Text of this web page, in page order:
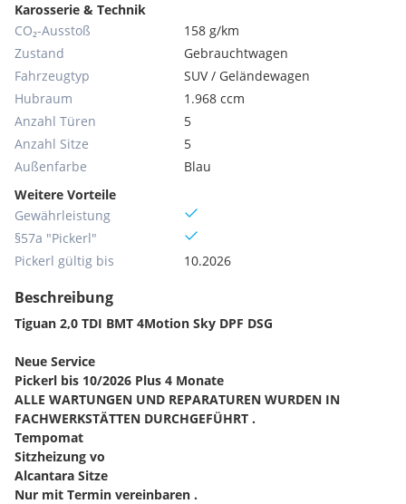
Karosserie & Technik
CO₂-Ausstoß
158 g/km
Zustand
Gebrauchtwagen
Fahrzeugtyp
SUV / Geländewagen
Hubraum
1.968 ccm
Anzahl Türen
5
Anzahl Sitze
5
Außenfarbe
Blau
Weitere Vorteile
Gewährleistung
§57a "Pickerl"
Pickerl gültig bis
10.2026
Beschreibung
Tiguan 2,0 TDI BMT 4Motion Sky DPF DSG
Neue Service
Pickerl bis 10/2026 Plus 4 Monate
ALLE WARTUNGEN UND REPARATUREN WURDEN IN
FACHWERKSTÄTTEN DURCHGEFÜHRT .
Tempomat
Sitzheizung vo
Alcantara Sitze
Nur mit Termin vereinbaren .